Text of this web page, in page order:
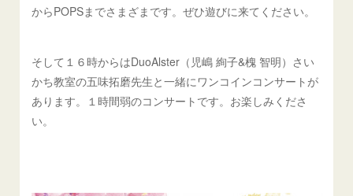
からPOPSまでさまざまです。ぜひ遊びに来てください。
そして１６時からはDuoAlster（児嶋 絢子&槐 智明）さい
かち教室の五味拓磨先生と一緒にワンコインコンサートが
あります。１時間弱のコンサートです。お楽しみくださ
い。